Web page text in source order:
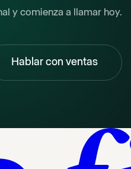
y comienza a llamar hoy.
Hablar con ventas